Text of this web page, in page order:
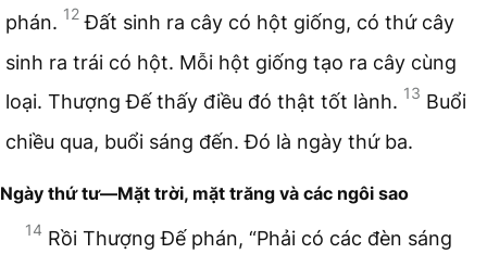
phán. 12 Đất sinh ra cây có hột giống, có thứ cây
sinh ra trái có hột. Mỗi hột giống tạo ra cây cùng
loại. Thượng Đế thấy điều đó thật tốt lành. 13 Buổi
chiều qua, buổi sáng đến. Đó là ngày thứ ba.
Ngày thứ tư—Mặt trời, mặt trăng và các ngôi sao
14 Rồi Thượng Đế phán, “Phải có các đèn sáng